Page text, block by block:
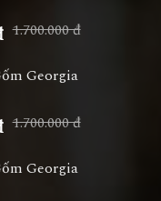
1.700.000 đ
Georgia
1.700.000 đ
Georgia